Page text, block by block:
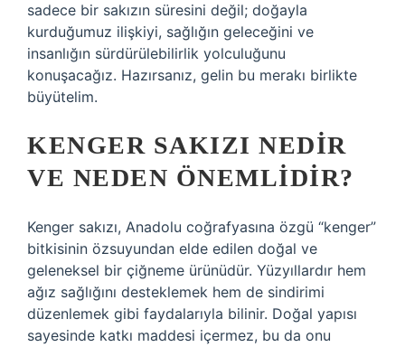
sadece bir sakızın süresini değil; doğayla
kurduğumuz ilişkiyi, sağlığın geleceğini ve
insanlığın sürdürülebilirlik yolculuğunu
konuşacağız. Hazırsanız, gelin bu merakı birlikte
büyütelim.
KENGER SAKIZI NEDIR
VE NEDEN ÖNEMLIDIR?
Kenger sakızı, Anadolu coğrafyasına özgü “kenger”
bitkisinin özsuyundan elde edilen doğal ve
geleneksel bir çiğneme ürünüdür. Yüzyıllardır hem
ağız sağlığını desteklemek hem de sindirimi
düzenlemek gibi faydalarıyla bilinir. Doğal yapısı
sayesinde katkı maddesi içermez, bu da onu